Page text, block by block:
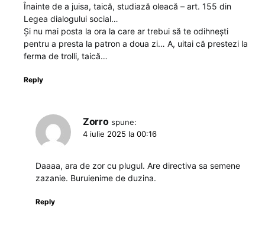
Înainte de a juisa, taică, studiază oleacă – art. 155 din
Legea dialogului social…
Și nu mai posta la ora la care ar trebui să te odihnești
pentru a presta la patron a doua zi… A, uitai că prestezi la
ferma de trolli, taică…
Reply
Zorro spune:
4 iulie 2025 la 00:16
Daaaa, ara de zor cu plugul. Are directiva sa semene
zazanie. Buruienime de duzina.
Reply